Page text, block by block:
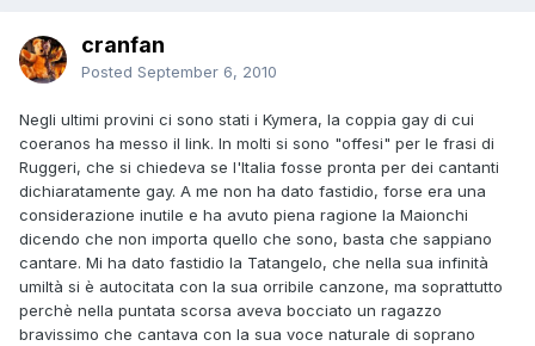
cranfan
Posted September 6, 2010
Negli ultimi provini ci sono stati i Kymera, la coppia gay di cui
coeranos ha messo il link. In molti si sono "offesi" per le frasi di
Ruggeri, che si chiedeva se l'Italia fosse pronta per dei cantanti
dichiaratamente gay. A me non ha dato fastidio, forse era una
considerazione inutile e ha avuto piena ragione la Maionchi
dicendo che non importa quello che sono, basta che sappiano
cantare. Mi ha dato fastidio la Tatangelo, che nella sua infinità
umiltà si è autocitata con la sua orribile canzone, ma soprattutto
perchè nella puntata scorsa aveva bocciato un ragazzo
bravissimo che cantava con la sua voce naturale di soprano